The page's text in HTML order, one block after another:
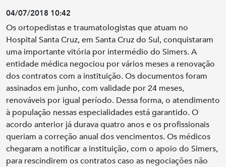
04/07/2018 10:42
Os ortopedistas e traumatologistas que atuam no
Hospital Santa Cruz, em Santa Cruz do Sul, conquistaram
uma importante vitória por intermédio do Simers. A
entidade médica negociou por vários meses a renovação
dos contratos com a instituição. Os documentos foram
assinados em junho, com validade por 24 meses,
renováveis por igual período. Dessa forma, o atendimento
à população nessas especialidades está garantido. O
acordo anterior já durava quatro anos e os profissionais
queriam a correção anual dos vencimentos. Os médicos
chegaram a notificar a instituição, com o apoio do Simers,
para rescindirem os contratos caso as negociações não